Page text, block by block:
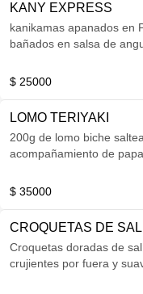
KANY EXPRESS
kanikamas apanados en
bañados en salsa de
$ 25000
LOMO TERIYAKI
200g de lomo biche
acompañamiento de
$ 35000
CROQUETAS DE
Croquetas doradas de
crujientes por fuera y